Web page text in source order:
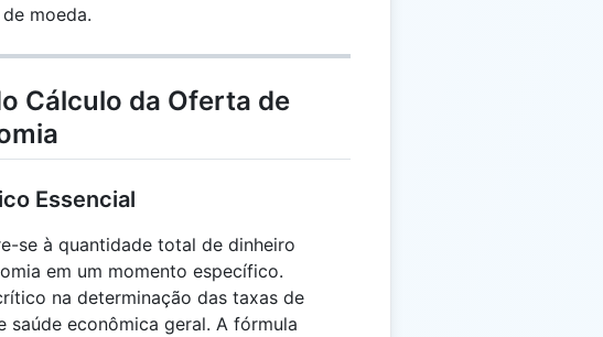
moeda.
Cálculo da Oferta de
Essencial
se à quantidade total de dinheiro
em um momento específico.
na determinação das taxas de
saúde econômica geral. A fórmula